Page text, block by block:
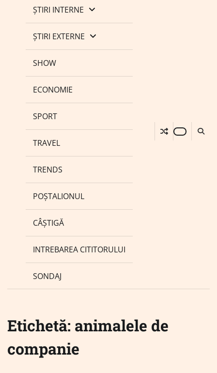
ȘTIRI INTERNE
ȘTIRI EXTERNE
SHOW
ECONOMIE
SPORT
TRAVEL
TRENDS
POȘTALIONUL
CÂȘTIGĂ
INTREBAREA CITITORULUI
SONDAJ
Etichetă: animalele de
companie